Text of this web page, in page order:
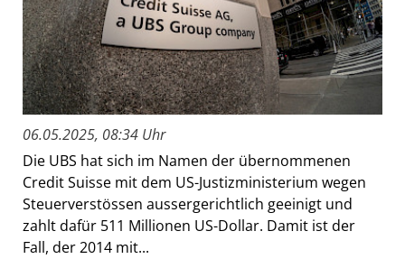
06.05.2025, 08:34 Uhr
Die UBS hat sich im Namen der übernommenen
Credit Suisse mit dem US-Justizministerium wegen
Steuerverstössen aussergerichtlich geeinigt und
zahlt dafür 511 Millionen US-Dollar. Damit ist der
Fall, der 2014 mit...